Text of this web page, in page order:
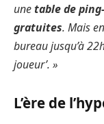
unetable de
gratuites. Mais
bureau jusqu’à
joueur’. »
L’ère de